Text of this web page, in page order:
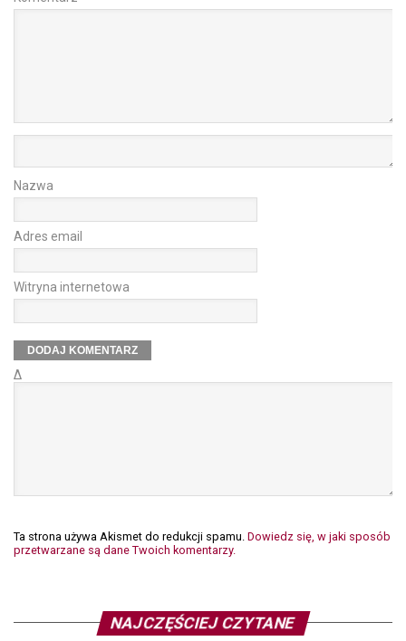
Nazwa
Adres email
Witryna internetowa
Δ
Ta strona używa Akismet do redukcji spamu. Dowiedz się, w jaki sposób
przetwarzane są dane Twoich komentarzy.
NAJCZĘŚCIEJ CZYTANE